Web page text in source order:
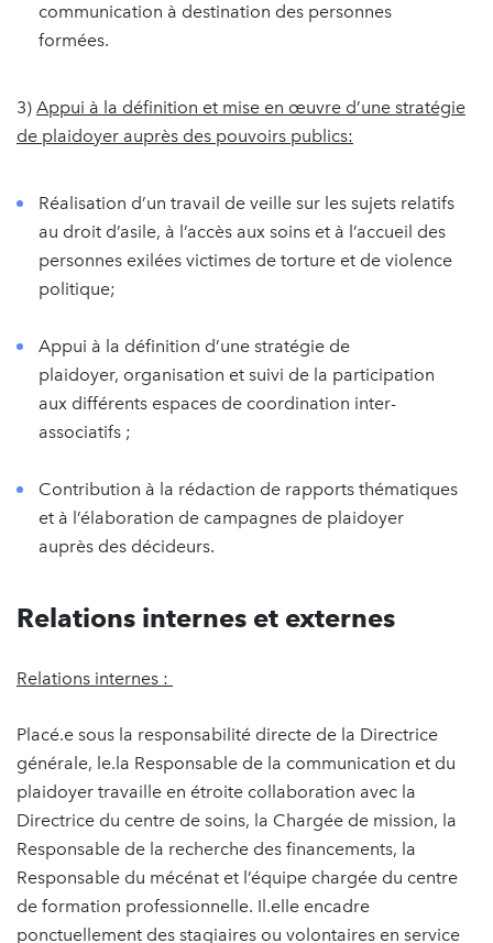
communication à destination des personnes
formées.
3) Appui à la définition et mise en œuvre d’une stratégie
de plaidoyer auprès des pouvoirs publics:
Réalisation d’un travail de veille sur les sujets relatifs
au droit d’asile, à l’accès aux soins et à l’accueil des
personnes exilées victimes de torture et de violence
politique;
Appui à la définition d’une stratégie de
plaidoyer, organisation et suivi de la participation
aux différents espaces de coordination inter-
associatifs ;
Contribution à la rédaction de rapports thématiques
et à l’élaboration de campagnes de plaidoyer
auprès des décideurs.
Relations internes et externes
Relations internes :
Placé.e sous la responsabilité directe de la Directrice
générale, le.la Responsable de la communication et du
plaidoyer travaille en étroite collaboration avec la
Directrice du centre de soins, la Chargée de mission, la
Responsable de la recherche des financements, la
Responsable du mécénat et l’équipe chargée du centre
de formation professionnelle. Il.elle encadre
ponctuellement des stagiaires ou volontaires en service